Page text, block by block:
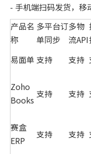
- 手机端扫码发货，移
产品名
称
多平台订
单同步
多物
流API
易面单 支持 支持
Zoho
Books
支持 支持
赛盒
ERP
支持 支持